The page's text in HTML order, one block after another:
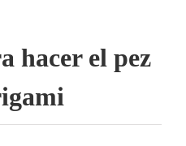
hacer el pez